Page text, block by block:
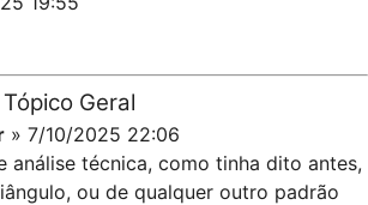
Geral
» 7/10/2025 22:06
análise técnica, como tinha dito antes,
ou de qualquer outro padrão